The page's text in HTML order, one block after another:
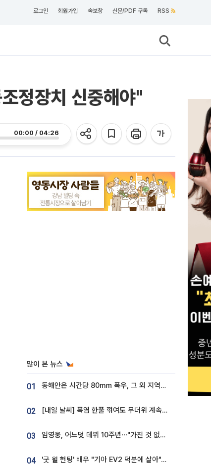
로그인 회원가입 속보창 신문/PDF 구독 RSS
정장치 신중해야"
00:00 / 04:26
많이 본 뉴스
01 동해안은 시간당 80㎜ 폭우, 그 외 지역은 폭염…‘극과 극 날씨’
02 [내일 날씨] 폭염 한풀 꺾여도 무더위 계속⋯동해안 이틀 연속 비
03 임영웅, 어느덧 데뷔 10주년⋯"가진 것 없던 시절, 내 앞엔 20명의 팬뿐"
04 '굿 윌 헌팅' 배우 "기아 EV2 덕분에 살아"…교통사고 후 안전성 극찬